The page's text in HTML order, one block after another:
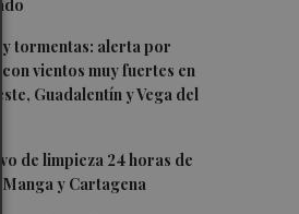
y tormentas: alerta por
vientos muy fuertes en
Guadalentín y Vega del
de limpieza 24 horas de
Manga y Cartagena